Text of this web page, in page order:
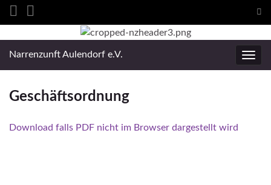
Search for:
Narrenzunft Aulendorf e.V.
Geschäftsordnung
Download falls PDF nicht im Browser dargestellt wird